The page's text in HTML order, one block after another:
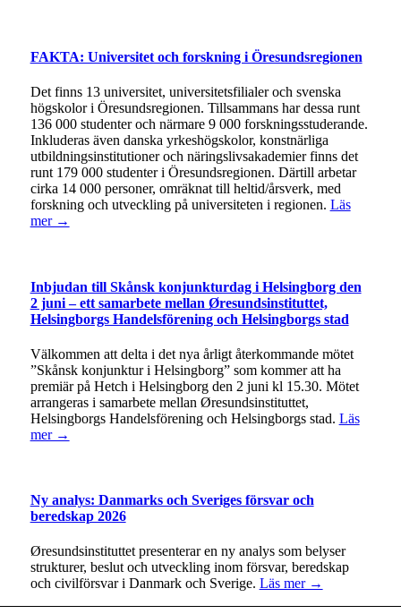
FAKTA: Universitet och forskning i Öresundsregionen
Det finns 13 universitet, universitetsfilialer och svenska
högskolor i Öresundsregionen. Tillsammans har dessa runt
136 000 studenter och närmare 9 000 forskningsstuderande.
Inkluderas även danska yrkeshögskolor, konstnärliga
utbildningsinstitutioner och näringslivsakademier finns det
runt 179 000 studenter i Öresundsregionen. Därtill arbetar
cirka 14 000 personer, omräknat till heltid/årsverk, med
forskning och utveckling på universiteten i regionen. Läs
mer →
Inbjudan till Skånsk konjunkturdag i Helsingborg den
2 juni – ett samarbete mellan Øresundsinstituttet,
Helsingborgs Handelsförening och Helsingborgs stad
Välkommen att delta i det nya årligt återkommande mötet
”Skånsk konjunktur i Helsingborg” som kommer att ha
premiär på Hetch i Helsingborg den 2 juni kl 15.30. Mötet
arrangeras i samarbete mellan Øresundsinstituttet,
Helsingborgs Handelsförening och Helsingborgs stad. Läs
mer →
Ny analys: Danmarks och Sveriges försvar och
beredskap 2026
Øresundsinstituttet presenterar en ny analys som belyser
strukturer, beslut och utveckling inom försvar, beredskap
och civilförsvar i Danmark och Sverige. Läs mer →